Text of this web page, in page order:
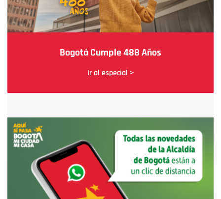
Bogotá Cumple 488 Años
Ir al especial >